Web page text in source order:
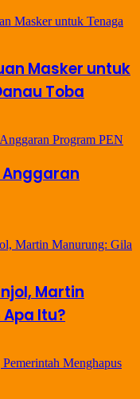
Masker untuk
Toba
Anggaran
Martin
Itu?